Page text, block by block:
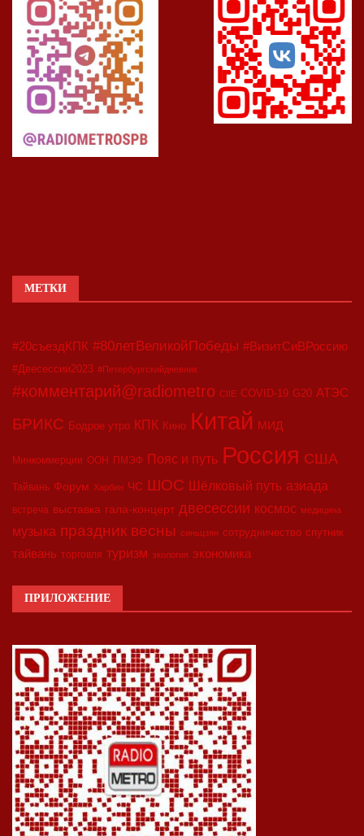
МЕТКИ
#20съездКПК #80летВеликойПобеды #ВизитСиВРоссию
#Двесессии2023 #Петербургскийдневник
#комментарий@radiometro CIIE COVID-19 G20 АТЭС
БРИКС Бодрое утро КПК Кино Китай МИД
Минкоммерции ООН ПМЭФ Пояс и путь Россия США
Тайвань Форум Харбин ЧС ШОС Шёлковый путь азиада
встреча выставка гала-концерт двесессии космос медицина
музыка праздник весны синьцзян сотрудничество спутник
тайвань торговля туризм экология экономика
ПРИЛОЖЕНИЕ